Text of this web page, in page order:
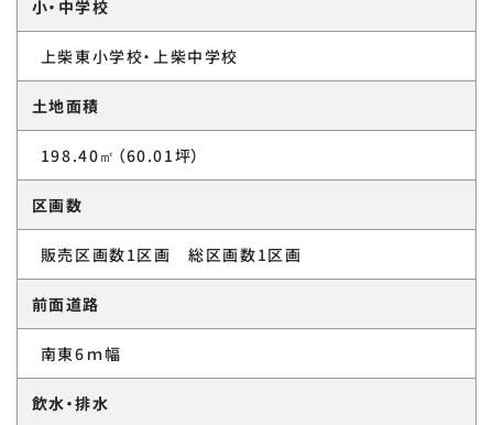
小・中学校
上柴東小学校・上柴中学校
土地面積
198.40㎡（60.01坪）
区画数
販売区画数1区画 総区画数1区画
前面道路
南東6ｍ幅
飲水・排水